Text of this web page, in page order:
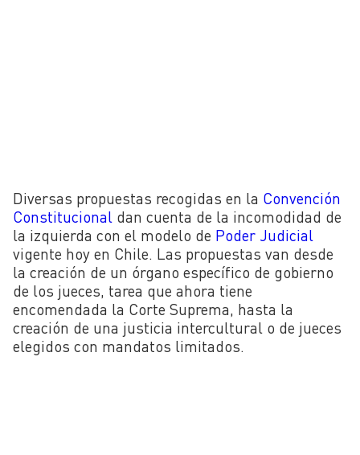
Diversas propuestas recogidas en la Convención
Constitucional dan cuenta de la incomodidad de
la izquierda con el modelo de Poder Judicial
vigente hoy en Chile. Las propuestas van desde
la creación de un órgano específico de gobierno
de los jueces, tarea que ahora tiene
encomendada la Corte Suprema, hasta la
creación de una justicia intercultural o de jueces
elegidos con mandatos limitados.